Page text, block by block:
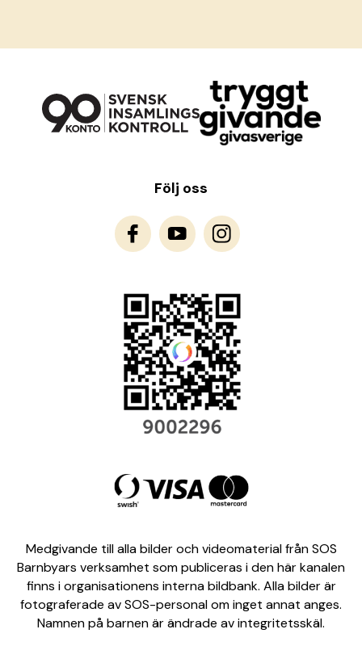
Följ oss
Medgivande till alla bilder och videomaterial från SOS
Barnbyars verksamhet som publiceras i den här kanalen
finns i organisationens interna bildbank. Alla bilder är
fotograferade av SOS-personal om inget annat anges.
Namnen på barnen är ändrade av integritetsskäl.